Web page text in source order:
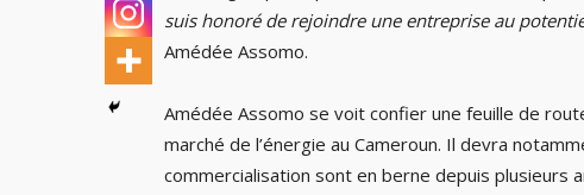
suis honoré de rejoindre une entreprise au
Amédée Assomo.
Amédée Assomo se voit confier une feuille de
marché de l’énergie au Cameroun. Il devra
commercialisation sont en berne depuis plusieurs